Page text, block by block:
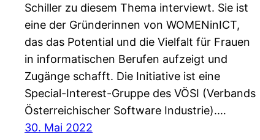
Schiller zu diesem Thema interviewt. Sie ist
eine der Gründerinnen von WOMENinICT,
das das Potential und die Vielfalt für Frauen
in informatischen Berufen aufzeigt und
Zugänge schafft. Die Initiative ist eine
Special-Interest-Gruppe des VÖSI (Verbands
Österreichischer Software Industrie).…
30. Mai 2022